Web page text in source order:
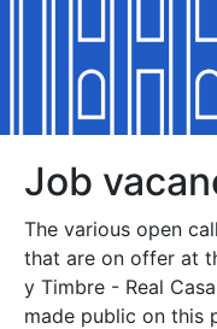
Show/Hide
Show/Hide
Show/Hide
Show/Hide
Job
The various open
that are on offer at
y Timbre - Real
made public on this